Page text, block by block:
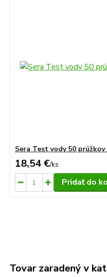
Sera Test vody 50 prúžkov
18,54 €/ks
Pridať do
Tovar zaradený v